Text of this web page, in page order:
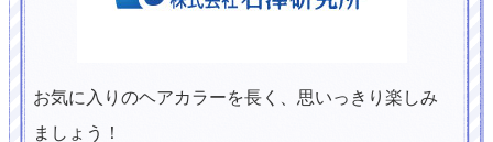
お気に入りのヘアカラーを長く、思いっきり楽しみ
ましょう！